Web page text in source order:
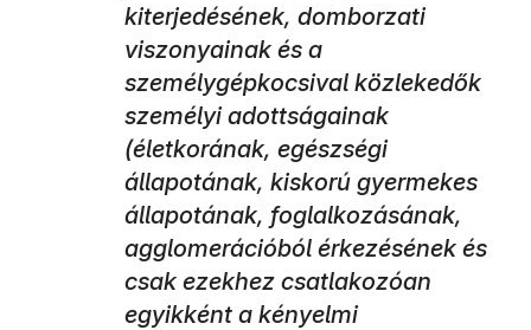
kiterjedésének, domborzati
viszonyainak és a
személygépkocsival közlekedők
személyi adottságainak
(életkorának, egészségi
állapotának, kiskorú gyermekes
állapotának, foglalkozásának,
agglomerációból érkezésének és
csak ezekhez csatlakozóan
egyikként a kényelmi